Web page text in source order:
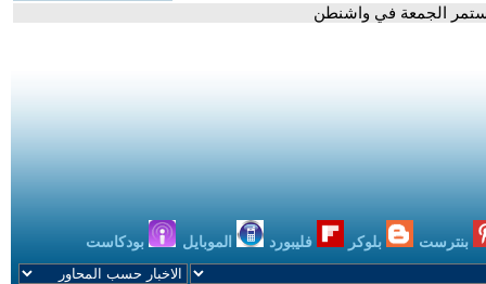
تستمر الجمعة في واشنطن
بنترست بلوكر فليبورد الموبايل بودكاست